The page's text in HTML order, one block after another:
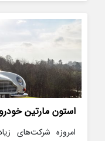
استون مارتین
امروزه شرکت‌های